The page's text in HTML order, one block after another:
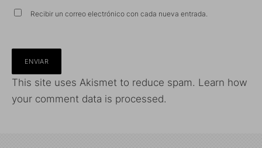
Recibir un correo electrónico con cada nueva entrada.
This site uses Akismet to reduce spam. Learn how
your comment data is processed.